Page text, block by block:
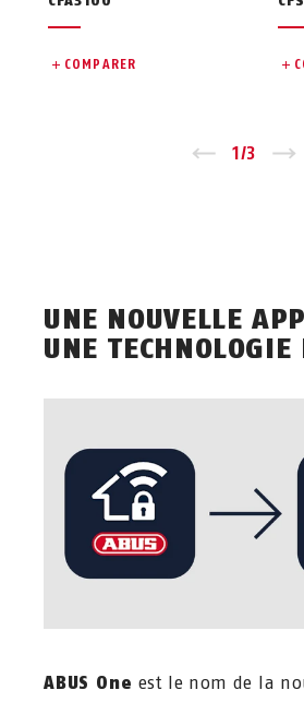
COMPARER
Zurück
1/3
UNE NOUVELLE
UNE TECHNOLOGIE
ABUS One est le nom de la